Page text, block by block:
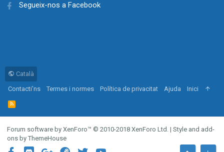
Segueix-nos a Facebook
Català
Contacti'ns
Termes i normes Política de privacitat Ajuda Inici
R
S
S
Forum software by XenForo™ © 2010-2018 XenForo Ltd. | Style and add-
ons by ThemeHouse